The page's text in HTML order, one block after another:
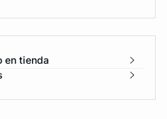
en tienda